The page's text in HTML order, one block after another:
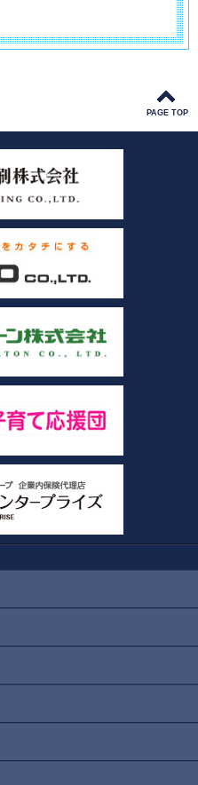
PAGE TOP